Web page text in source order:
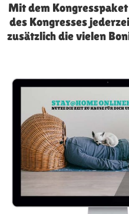
Mit dem
des Kongresses
zusätzlich die vielen